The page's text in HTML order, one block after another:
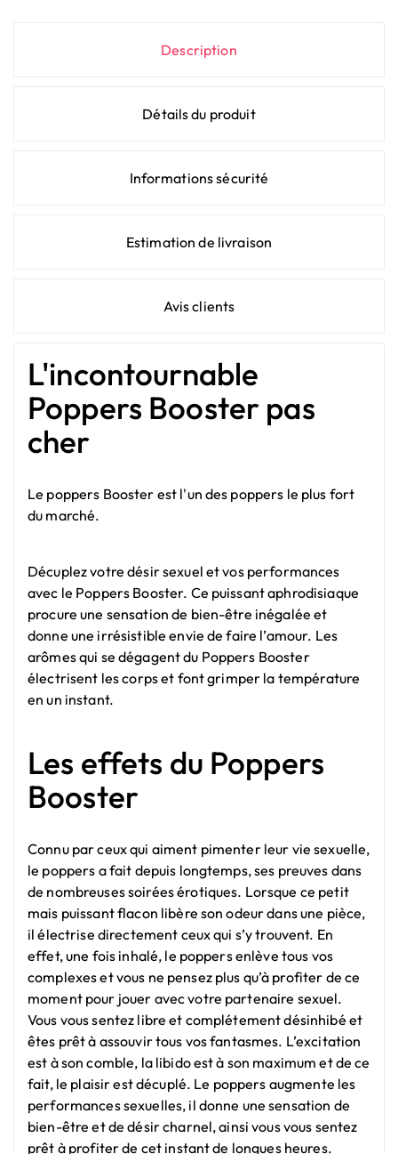
Description
Détails du produit
Informations sécurité
Estimation de livraison
Avis clients
L'incontournable
Poppers Booster pas
cher
Le poppers Booster est l'un des poppers le plus fort
du marché.
Décuplez votre désir sexuel et vos performances
avec le Poppers Booster. Ce puissant aphrodisiaque
procure une sensation de bien-être inégalée et
donne une irrésistible envie de faire l’amour. Les
arômes qui se dégagent du Poppers Booster
électrisent les corps et font grimper la température
en un instant.
Les effets du Poppers
Booster
Connu par ceux qui aiment pimenter leur vie sexuelle,
le poppers a fait depuis longtemps, ses preuves dans
de nombreuses soirées érotiques. Lorsque ce petit
mais puissant flacon libère son odeur dans une pièce,
il électrise directement ceux qui s’y trouvent. En
effet, une fois inhalé, le poppers enlève tous vos
complexes et vous ne pensez plus qu’à profiter de ce
moment pour jouer avec votre partenaire sexuel.
Vous vous sentez libre et complétement désinhibé et
êtes prêt à assouvir tous vos fantasmes. L’excitation
est à son comble, la libido est à son maximum et de ce
fait, le plaisir est décuplé. Le poppers augmente les
performances sexuelles, il donne une sensation de
bien-être et de désir charnel, ainsi vous vous sentez
prêt à profiter de cet instant de longues heures.